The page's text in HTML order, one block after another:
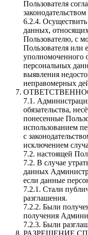
Пользователя
6.2.4.
данных,
Пользователю, с
Пользователя или
уполномоченного
персональных
выявления
неправомерных
7.1.
обязательства,
понесенные
использованием
с
исключением
7.2. настоящей
7.2. В случае
данных
если данные
7.2.1. Стали
разглашения.
7.2.2. Были
получения
7.2.3. Были
РАЗРЕШЕНИЕ